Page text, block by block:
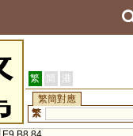
繁 簡 港
繁簡對應
繁